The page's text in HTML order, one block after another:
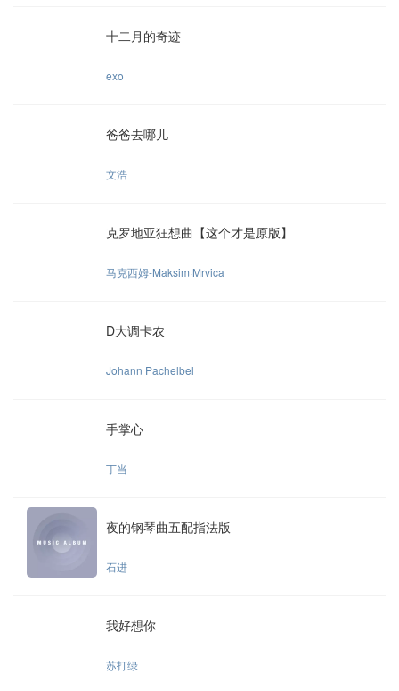
十二月的奇迹
exo
爸爸去哪儿
文浩
克罗地亚狂想曲【这个才是原版】
马克西姆-Maksim·Mrvica
D大调卡农
Johann Pachelbel
手掌心
丁当
夜的钢琴曲五配指法版
石进
我好想你
苏打绿